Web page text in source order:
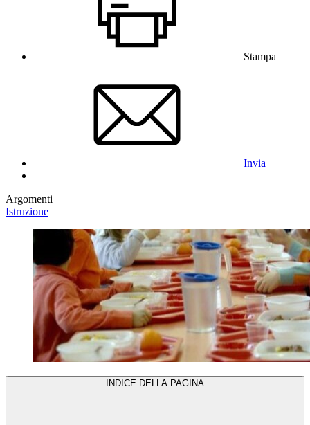
Stampa
Invia
Argomenti
Istruzione
INDICE DELLA PAGINA